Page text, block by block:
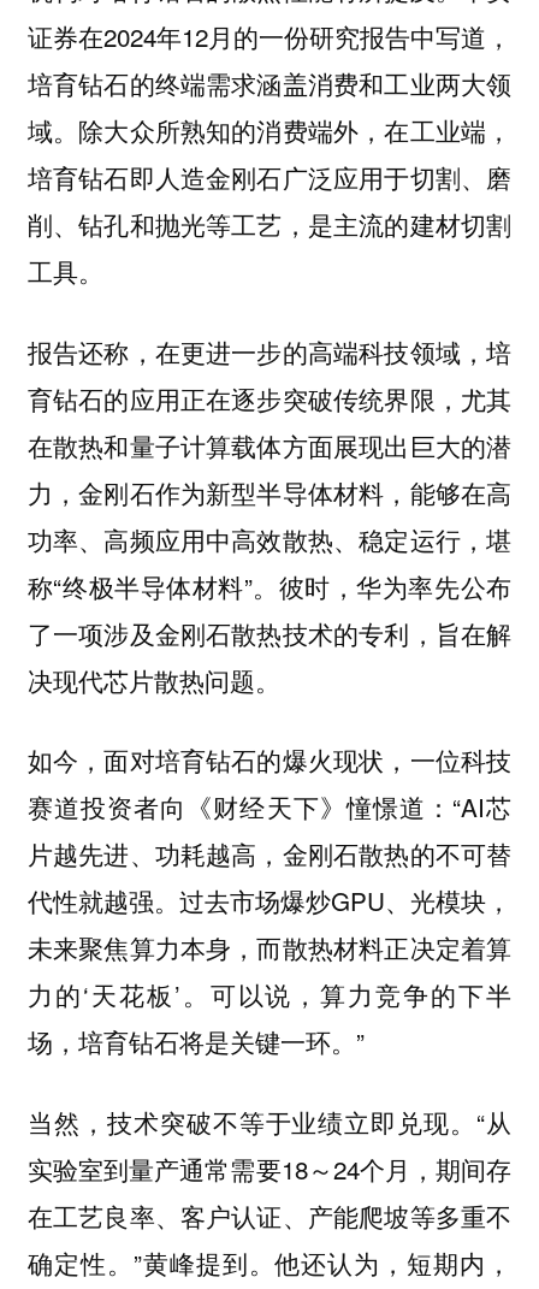
证券在2024年12月的一份研究报告中写道，
培育钻石的终端需求涵盖消费和工业两大领
域。除大众所熟知的消费端外，在工业端，
培育钻石即人造金刚石广泛应用于切割、磨
削、钻孔和抛光等工艺，是主流的建材切割
工具。
报告还称，在更进一步的高端科技领域，培
育钻石的应用正在逐步突破传统界限，尤其
在散热和量子计算载体方面展现出巨大的潜
力，金刚石作为新型半导体材料，能够在高
功率、高频应用中高效散热、稳定运行，堪
称“终极半导体材料”。彼时，华为率先公布
了一项涉及金刚石散热技术的专利，旨在解
决现代芯片散热问题。
如今，面对培育钻石的爆火现状，一位科技
赛道投资者向《财经天下》憧憬道：“AI芯
片越先进、功耗越高，金刚石散热的不可替
代性就越强。过去市场爆炒GPU、光模块，
未来聚焦算力本身，而散热材料正决定着算
力的‘天花板’。可以说，算力竞争的下半
场，培育钻石将是关键一环。”
当然，技术突破不等于业绩立即兑现。“从
实验室到量产通常需要18～24个月，期间存
在工艺良率、客户认证、产能爬坡等多重不
确定性。”黄峰提到。他还认为，短期内，